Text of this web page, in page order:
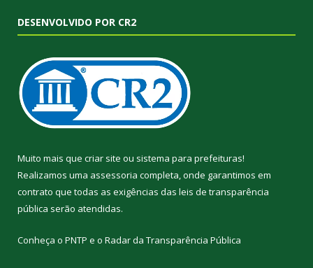
DESENVOLVIDO POR CR2
Muito mais que criar site ou sistema para prefeituras!
Realizamos uma assessoria completa, onde garantimos em
contrato que todas as exigências das leis de transparência
pública serão atendidas.
Conheça o PNTP e o Radar da Transparência Pública